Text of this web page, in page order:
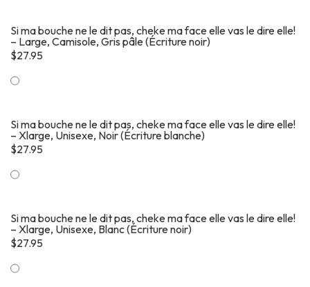
Si ma bouche ne le dit pas, cheke ma face elle vas le dire elle!
– Large, Camisole, Gris pâle (Écriture noir)
$27.95
Si ma bouche ne le dit pas, cheke ma face elle vas le dire elle!
– Xlarge, Unisexe, Noir (Écriture blanche)
$27.95
Si ma bouche ne le dit pas, cheke ma face elle vas le dire elle!
– Xlarge, Unisexe, Blanc (Écriture noir)
$27.95